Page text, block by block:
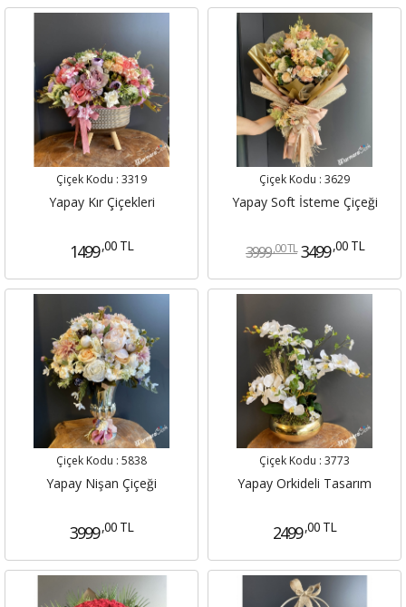
Çiçek Kodu : 3319
Yapay Kır Çiçekleri
1499 ,00 TL
Çiçek Kodu : 3629
Yapay Soft İsteme Çiçeği
3999 ,00 TL 3499 ,00 TL
Çiçek Kodu : 5838
Yapay Nişan Çiçeği
3999 ,00 TL
Çiçek Kodu : 3773
Yapay Orkideli Tasarım
2499 ,00 TL